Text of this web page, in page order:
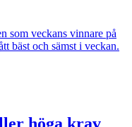
som veckans vinnare på
bäst och sämst i veckan.
höga krav